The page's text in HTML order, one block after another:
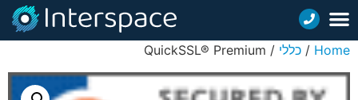
Home
/ כללי / QuickSSL® Premium